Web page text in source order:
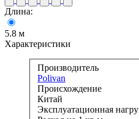
Длина:
5.8 м
Характеристики
Производитель
Polivan
Происхождение
Китай
Эксплуатационная